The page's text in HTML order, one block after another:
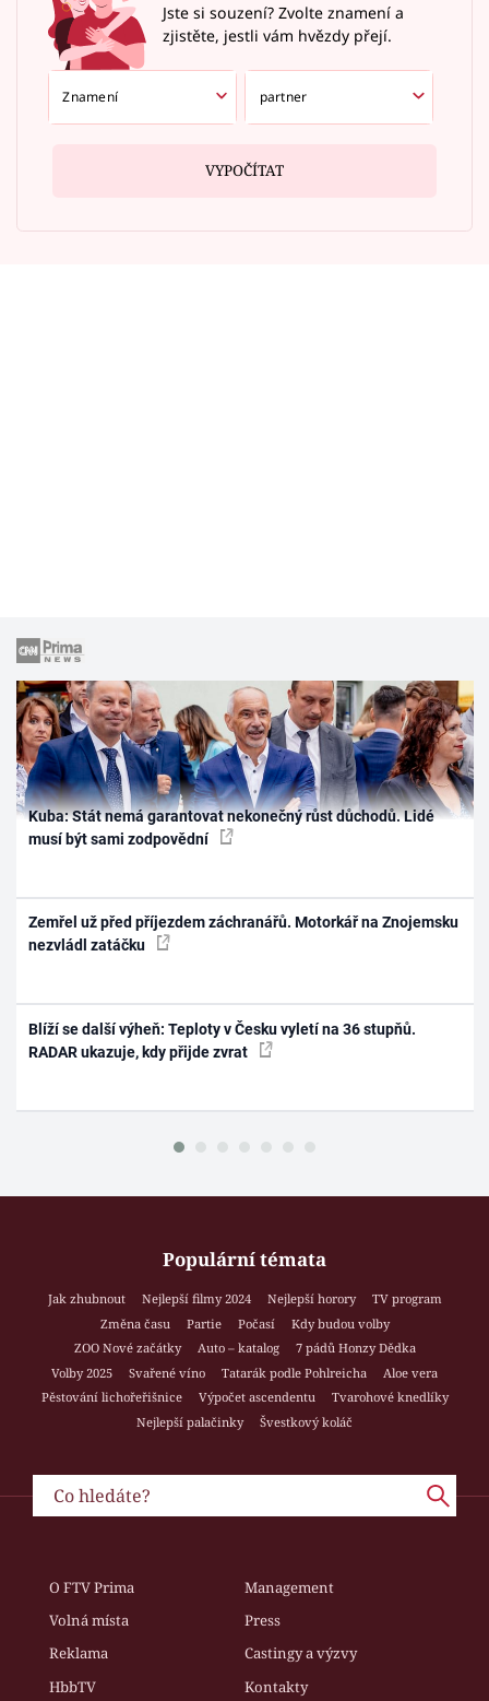
Jste si souzení? Zvolte znamení a
zjistěte, jestli vám hvězdy přejí.
VYPOČÍTAT
Kuba: Stát nemá garantovat nekonečný růst důchodů. Lidé
musí být sami zodpovědní
Zemřel už před příjezdem záchranářů. Motorkář na Znojemsku
nezvládl zatáčku
Blíží se další výheň: Teploty v Česku vyletí na 36 stupňů.
RADAR ukazuje, kdy přijde zvrat
Populární témata
Jak zhubnout Nejlepší filmy 2024 Nejlepší horory
TV program
Změna času
Partie Počasí
Kdy budou volby
ZOO Nové začátky
Auto – katalog
7 pádů Honzy Dědka
Volby 2025
Svařené víno Tatarák podle Pohlreicha
Aloe vera
Pěstování lichořeřišnice
Výpočet ascendentu
Tvarohové knedlíky
Nejlepší palačinky
Švestkový koláč
O FTV Prima
Management
Volná místa
Press
Reklama
Castingy a výzvy
HbbTV
Kontakty